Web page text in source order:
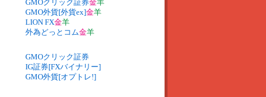
GMOクリック証券金羊
GMO外貨[外貨ex]金羊
LION FX金羊
外為どっとコム金羊
GMOクリック証券
IG証券[FXバイナリー]
GMO外貨[オプトレ!]